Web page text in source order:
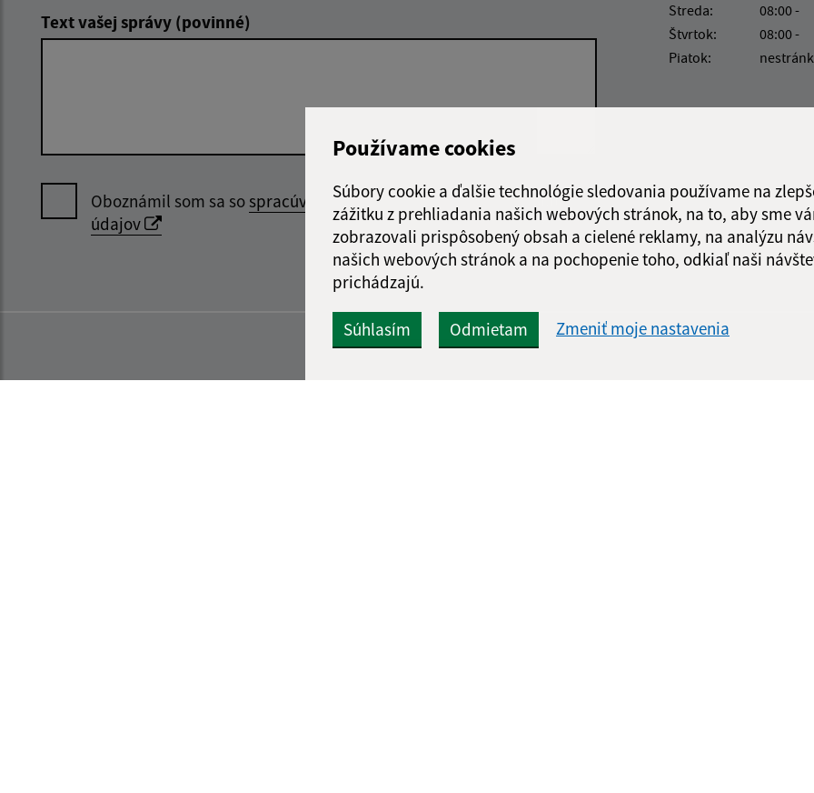
Používame cookies
Súbory cookie a ďalšie technológie sledovania používame na
zážitku z prehliadania našich webových stránok, na to, aby sme
zobrazovali prispôsobený obsah a cielené reklamy, na analýzu
našich webových stránok a na pochopenie toho, odkiaľ naši
prichádzajú.
Súhlasím Odmietam Zmeniť moje nastavenia
Text vašej správy (povinné)
Oboznámil som sa sospracúvaním osobných
údajov
Google reCaptcha Response
Odoslať
správu
Streda:
08:00 -
Štvrtok:
08:00 -
Piatok: